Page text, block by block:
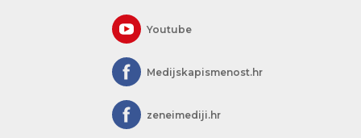
Youtube
Medijskapismenost.hr
zeneimediji.hr